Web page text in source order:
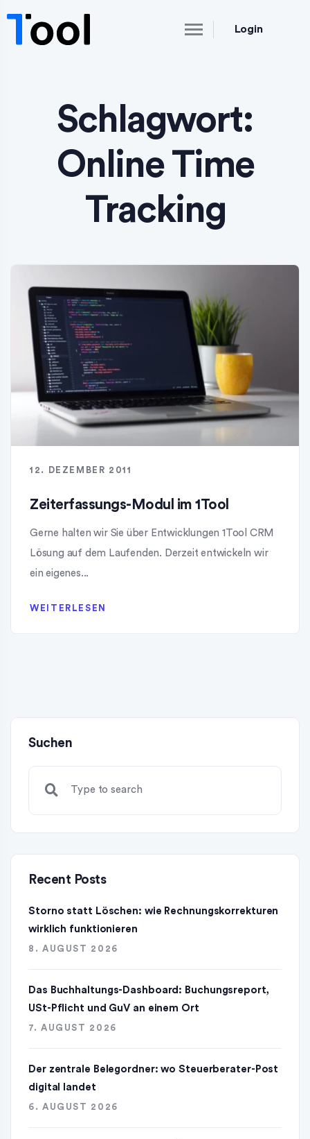
Login
Schlagwort:
Online Time
Tracking
12. DEZEMBER 2011
Zeiterfassungs-Modul im 1Tool
Gerne halten wir Sie über Entwicklungen 1Tool CRM
Lösung auf dem Laufenden. Derzeit entwickeln wir
ein eigenes...
WEITERLESEN
Suchen
Recent Posts
Storno statt Löschen: wie Rechnungskorrekturen
wirklich funktionieren
8. AUGUST 2026
Das Buchhaltungs-Dashboard: Buchungsreport,
USt-Pflicht und GuV an einem Ort
7. AUGUST 2026
Der zentrale Belegordner: wo Steuerberater-Post
digital landet
6. AUGUST 2026